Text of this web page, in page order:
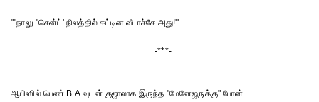
""நாலு "சென்ட்' நிலத்தில் கட்டின வீடாச்சே அது!''
-***-
ஆபிஸில் பெண் B.A.வுடன் குஜாலாக இருந்த "மேனேஜருக்கு" போன்